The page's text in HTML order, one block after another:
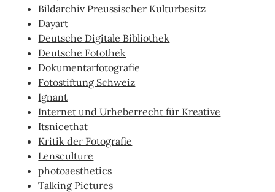
Bildarchiv Preussischer Kulturbesitz
Dayart
Deutsche Digitale Bibliothek
Deutsche Fotothek
Dokumentarfotografie
Fotostiftung Schweiz
Ignant
Internet und Urheberrecht für Kreative
Itsnicethat
Kritik der Fotografie
Lensculture
photoaesthetics
Talking Pictures